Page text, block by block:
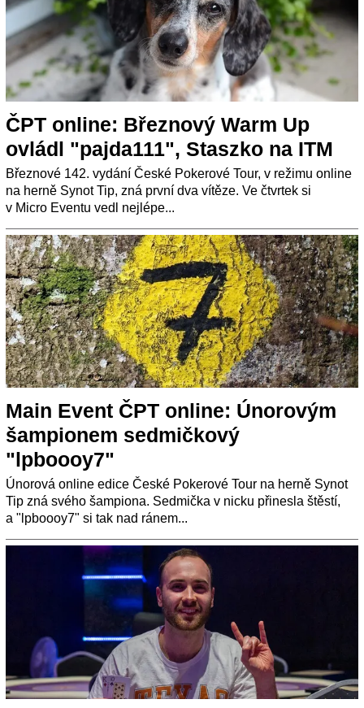
ČPT online: Březnový Warm Up
ovládl "pajda111", Staszko na ITM
Březnové 142. vydání České Pokerové Tour, v režimu online
na herně Synot Tip, zná první dva vítěze. Ve čtvrtek si
v Micro Eventu vedl nejlépe...
Main Event ČPT online: Únorovým
šampionem sedmičkový
"lpboooy7"
Únorová online edice České Pokerové Tour na herně Synot
Tip zná svého šampiona. Sedmička v nicku přinesla štěstí,
a "lpboooy7" si tak nad ránem...